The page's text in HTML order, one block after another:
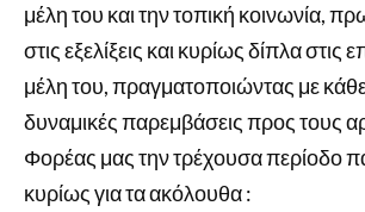
μέλη του και την τοπική κοινωνία,
στις εξελίξεις και κυρίως δίπλα στις
μέλη του, πραγματοποιώντας με
δυναμικές παρεμβάσεις προς τους
Φορέας μας την τρέχουσα περίοδο
κυρίως για τα ακόλουθα :